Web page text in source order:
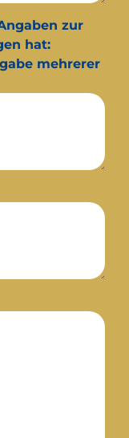
zur
hat:
mehrerer